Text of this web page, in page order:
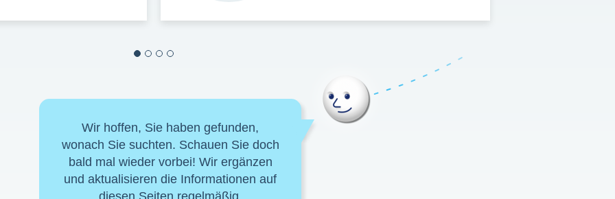
Wir hoffen, Sie haben gefunden,
wonach Sie suchten. Schauen Sie doch
bald mal wieder vorbei! Wir ergänzen
und aktualisieren die Informationen auf
diesen Seiten regelmäßig.